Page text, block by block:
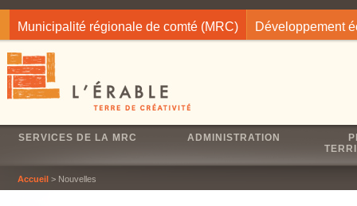
Municipalité régionale de comté (MRC) Développement
SERVICES DE LA MRC ADMINISTRATION
Accueil > Nouvelles